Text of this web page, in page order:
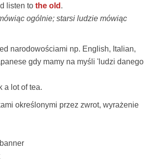
listen to the old .
ogólnie; starsi ludzie mówiąc
narodowościami np. English, Italian,
gdy mamy na myśli 'ludzi danego
a lot of tea.
określonymi przez zwrot, wyrażenie